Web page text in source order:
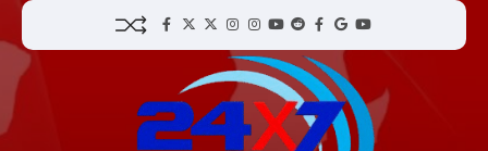
Skip
to
content
facebook
Twitter
twitterInstagram
instagram
YouTube
redditFacebook
googleyoutube